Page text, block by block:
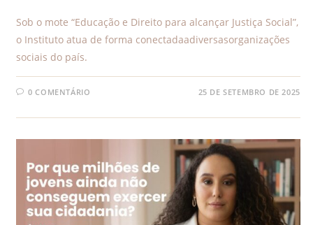
Sob o mote “Educação e Direito para alcançar Justiça Social”,
o Instituto atua de forma conectadaadiversasorganizações
sociais do país.
0 COMENTÁRIO 25 DE SETEMBRO DE 2025